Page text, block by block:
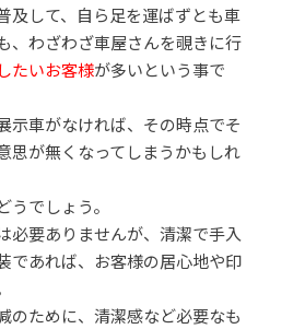
及して、自ら足を運ばずとも車
、わざわざ車屋さんを覗きに行
たいお客様が多いという事で
示車がなければ、その時点でそ
思が無くなってしまうかもしれ
うでしょう。
必要ありませんが、清潔で手入
であれば、お客様の居心地や印
のために、清潔感など必要なも